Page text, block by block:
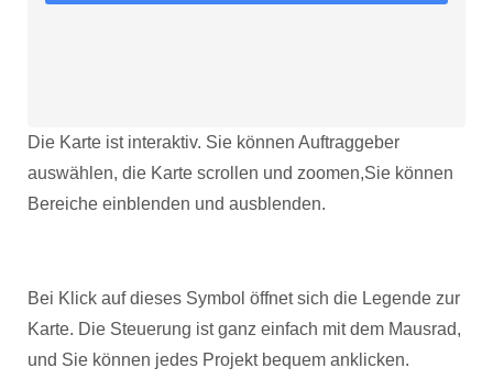
Die Karte ist interaktiv. Sie können Auftraggeber
auswählen, die Karte scrollen und zoomen,Sie können
Bereiche einblenden und ausblenden.
Bei Klick auf dieses Symbol öffnet sich die Legende zur
Karte. Die Steuerung ist ganz einfach mit dem Mausrad,
und Sie können jedes Projekt bequem anklicken.